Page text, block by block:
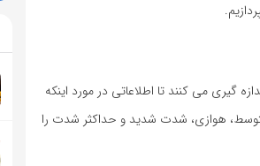
گیری می کنند تا اطلاعاتی در مورد اینکه
هوازی، شدت شدید و حداکثر شدت را